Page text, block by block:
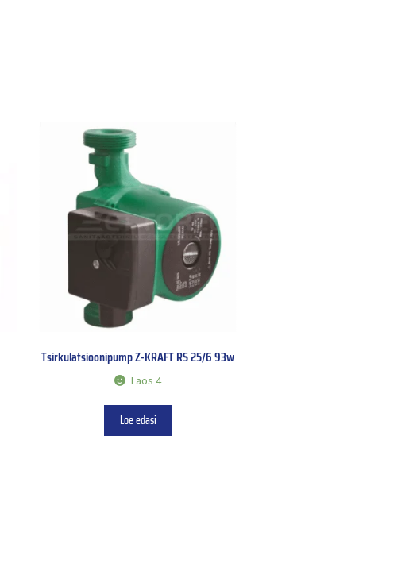
Tsirkulatsioonipump Z-KRAFT RS 25/6 93w
Laos 4
Loe edasi